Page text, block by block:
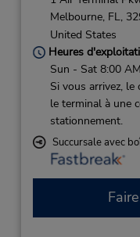
Melbourne, FL,
United States
Heures
Sun - Sat 8:00
Si vous arrivez,
le terminal à une
stationnement.
Succursale avec